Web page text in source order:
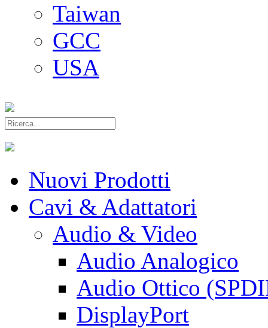
Taiwan
GCC
USA
Nuovi Prodotti
Cavi & Adattatori
Audio & Video
Audio Analogico
Audio Ottico
DisplayPort